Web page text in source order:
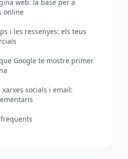
web: la base per a
online
i les ressenyes: els teus
Google te mostre primer
xarxes socials i email: